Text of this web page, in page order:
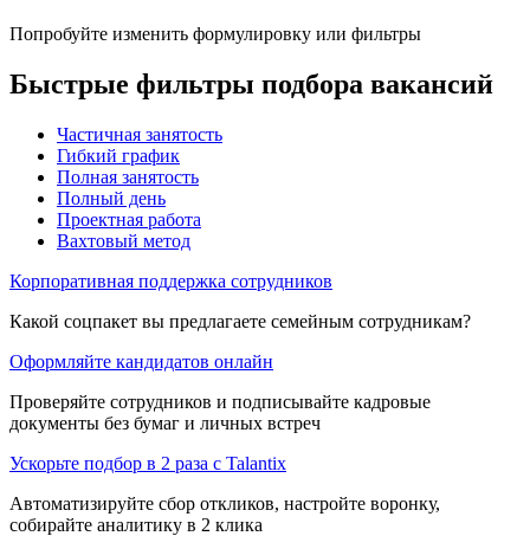
Попробуйте изменить формулировку или фильтры
Быстрые фильтры подбора вакансий
Частичная занятость
Гибкий график
Полная занятость
Полный день
Проектная работа
Вахтовый метод
Корпоративная поддержка сотрудников
Какой соцпакет вы предлагаете семейным сотрудникам?
Оформляйте кандидатов онлайн
Проверяйте сотрудников и подписывайте кадровые
документы без бумаг и личных встреч
Ускорьте подбор в 2 раза с Talantix
Автоматизируйте сбор откликов, настройте воронку,
собирайте аналитику в 2 клика